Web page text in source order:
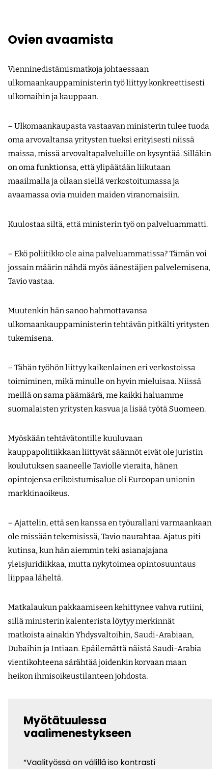
Ovien avaamista
Vienninedistämismatkoja johtaessaan
ulkomaankauppaministerin työ liittyy konkreettisesti
ulkomaihin ja kauppaan.
– Ulkomaankaupasta vastaavan ministerin tulee tuoda
oma arvovaltansa yritysten tueksi erityisesti niissä
maissa, missä arvovaltapalveluille on kysyntää. Silläkin
on oma funktionsa, että ylipäätään liikutaan
maailmalla ja ollaan siellä verkostoitumassa ja
avaamassa ovia muiden maiden viranomaisiin.
Kuulostaa siltä, että ministerin työ on palveluammatti.
– Ekö poliitikko ole aina palveluammatissa? Tämän voi
jossain määrin nähdä myös äänestäjien palvelemisena,
Tavio vastaa.
Muutenkin hän sanoo hahmottavansa
ulkomaankauppaministerin tehtävän pitkälti yritysten
tukemisena.
– Tähän työhön liittyy kaikenlainen eri verkostoissa
toimiminen, mikä minulle on hyvin mieluisaa. Niissä
meillä on sama päämäärä, me kaikki haluamme
suomalaisten yritysten kasvua ja lisää työtä Suomeen.
Myöskään tehtävätontille kuuluvaan
kauppapolitiikkaan liittyvät säännöt eivät ole juristin
koulutuksen saaneelle Taviolle vieraita, hänen
opintojensa erikoistumisalue oli Euroopan unionin
markkinaoikeus.
– Ajattelin, että sen kanssa en työurallani varmaankaan
ole missään tekemisissä, Tavio naurahtaa. Ajatus piti
kutinsa, kun hän aiemmin teki asianajajana
yleisjuridiikkaa, mutta nykytoimea opintosuuntaus
liippaa läheltä.
Matkalaukun pakkaamiseen kehittynee vahva rutiini,
sillä ministerin kalenterista löytyy merkinnät
matkoista ainakin Yhdysvaltoihin, Saudi-Arabiaan,
Dubaihin ja Intiaan. Epäilemättä näistä Saudi-Arabia
vientikohteena särähtää joidenkin korvaan maan
heikon ihmisoikeustilanteen johdosta.
Myötätuulessa
vaalimenestykseen
”Vaalityössä on välillä iso kontrasti